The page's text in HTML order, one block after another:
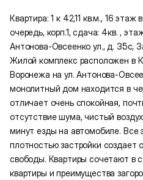
Квартира: 1 к 42,11 кв.м., 16 этаж
очередь, корп.1, сдача: 4кв. ,
Антонова-Овсеенко ул., д. 35с,
Жилой комплекс расположен в
Воронежа на ул. Антонова-
монолитный дом находится в
отличает очень спокойная,
отсутствие шума, чистый
минут езды на автомобиле. Все
плотностью застройки создает
свободы. Квартиры сочетают в
квартиры и преимущества